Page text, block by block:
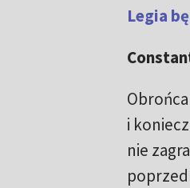
Legia
i
nie